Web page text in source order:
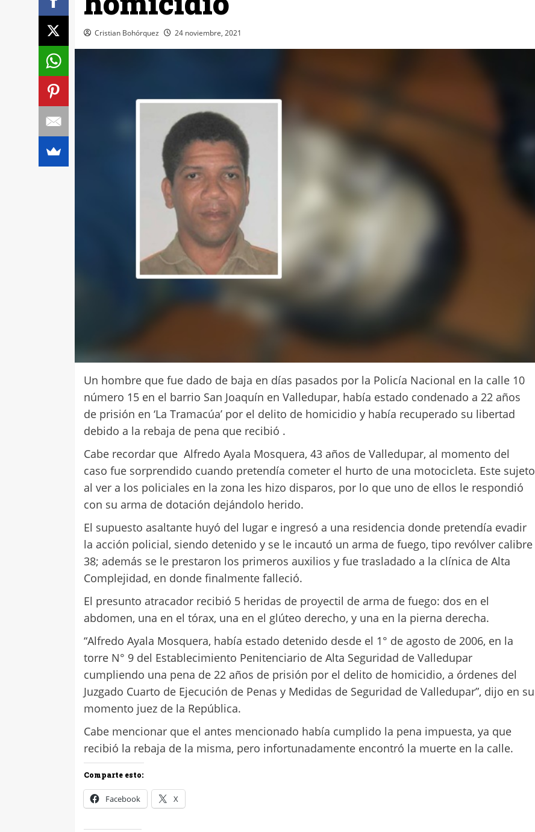
Cristian Bohórquez 24 noviembre, 2021
Un hombre que fue dado de baja en días pasados por la Policía Nacional en la calle 10
número 15 en el barrio San Joaquín en Valledupar, había estado condenado a 22 años
de prisión en ‘La Tramacúa’ por el delito de homicidio y había recuperado su libertad
debido a la rebaja de pena que recibió .
Cabe recordar que Alfredo Ayala Mosquera, 43 años de Valledupar, al momento del
caso fue sorprendido cuando pretendía cometer el hurto de una motocicleta. Este sujeto
al ver a los policiales en la zona les hizo disparos, por lo que uno de ellos le respondió
con su arma de dotación dejándolo herido.
El supuesto asaltante huyó del lugar e ingresó a una residencia donde pretendía evadir
la acción policial, siendo detenido y se le incautó un arma de fuego, tipo revólver calibre
38; además se le prestaron los primeros auxilios y fue trasladado a la clínica de Alta
Complejidad, en donde finalmente falleció.
El presunto atracador recibió 5 heridas de proyectil de arma de fuego: dos en el
abdomen, una en el tórax, una en el glúteo derecho, y una en la pierna derecha.
“Alfredo Ayala Mosquera, había estado detenido desde el 1° de agosto de 2006, en la
torre N° 9 del Establecimiento Penitenciario de Alta Seguridad de Valledupar
cumpliendo una pena de 22 años de prisión por el delito de homicidio, a órdenes del
Juzgado Cuarto de Ejecución de Penas y Medidas de Seguridad de Valledupar”, dijo en su
momento juez de la República.
Cabe mencionar que el antes mencionado había cumplido la pena impuesta, ya que
recibió la rebaja de la misma, pero infortunadamente encontró la muerte en la calle.
Comparte esto:
Facebook X